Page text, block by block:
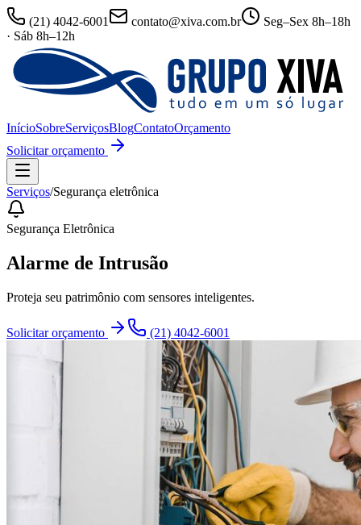
(21) 4042-6001 contato@xiva.com.br
Seg–Sex 8h–18h
· Sáb 8h–12h
InícioSobreServiçosBlogContatoOrçamento
Solicitar orçamento
Serviços/Segurança eletrônica
Segurança Eletrônica
Alarme de Intrusão
Proteja seu patrimônio com sensores inteligentes.
Solicitar orçamento (21) 4042-6001